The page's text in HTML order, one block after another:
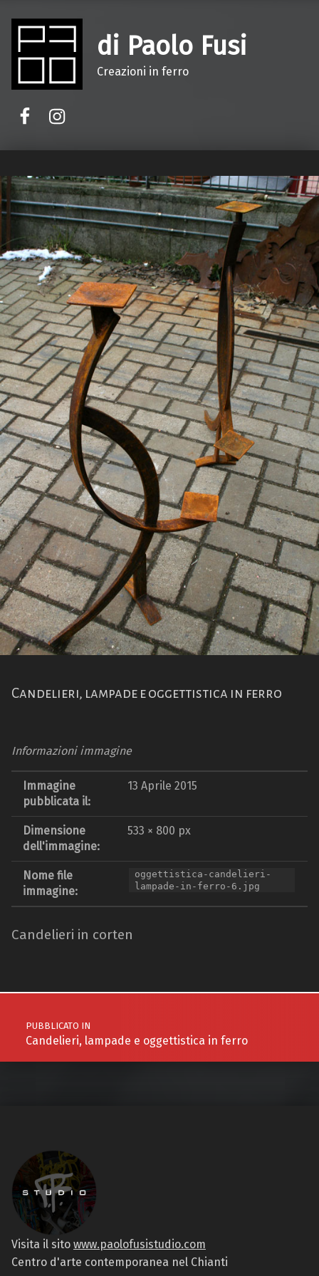
di Paolo Fusi
Creazioni in ferro
Candelieri, lampade e oggettistica in ferro
Informazioni immagine
Immagine
pubblicata il:
13 Aprile 2015
Dimensione
dell'immagine:
533 × 800 px
Nome file
immagine:
oggettistica-candelieri-
lampade-in-ferro-6.jpg
Candelieri in corten
Navigazione articoli
PUBBLICATO IN
Candelieri, lampade e oggettistica in ferro
Visita il sito www.paolofusistudio.com
Centro d'arte contemporanea nel Chianti